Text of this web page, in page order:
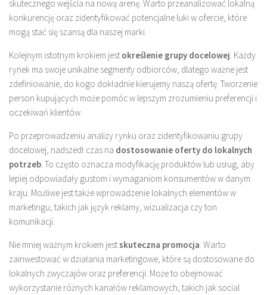
skutecznego wejścia na nową arenę. Warto przeanalizować lokalną
konkurencję oraz zidentyfikować potencjalne luki w ofercie, które
mogą stać się szansą dla naszej marki.
Kolejnym istotnym krokiem jest określenie grupy docelowej . Każdy
rynek ma swoje unikalne segmenty odbiorców, dlatego ważne jest
zdefiniowanie, do kogo dokładnie kierujemy naszą ofertę. Tworzenie
person kupujących może pomóc w lepszym zrozumieniu preferencji i
oczekiwań klientów.
Po przeprowadzeniu analizy rynku oraz zidentyfikowaniu grupy
docelowej, nadszedł czas na dostosowanie oferty do lokalnych
potrzeb . To często oznacza modyfikację produktów lub usług, aby
lepiej odpowiadały gustom i wymaganiom konsumentów w danym
kraju. Możliwe jest także wprowadzenie lokalnych elementów w
marketingu, takich jak język reklamy, wizualizacja czy ton
komunikacji.
Nie mniej ważnym krokiem jestskuteczna promocja . Warto
zainwestować w działania marketingowe, które są dostosowane do
lokalnych zwyczajów oraz preferencji. Może to obejmować
wykorzystanie różnych kanałów reklamowych, takich jak social